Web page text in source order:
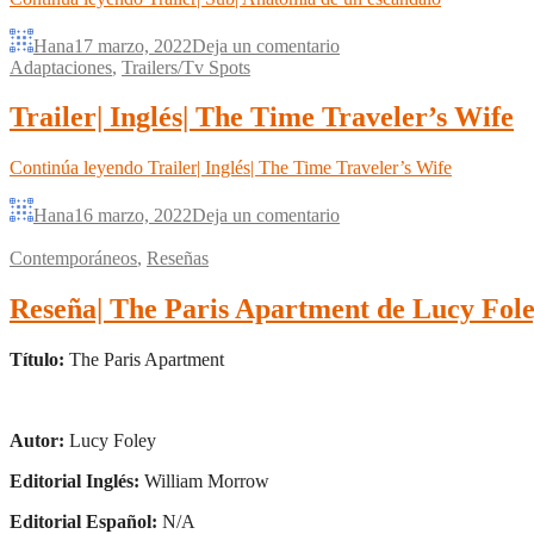
Hana17 marzo, 2022Deja un comentario
Adaptaciones, Trailers/Tv Spots
Trailer| Inglés| The Time Traveler’s Wife
Continúa leyendo Trailer| Inglés| The Time Traveler’s Wife
Hana16 marzo, 2022Deja un comentario
Contemporáneos, Reseñas
Reseña| The Paris Apartment de Lucy
Título: The Paris Apartment
Autor: Lucy Foley
Editorial Inglés: William Morrow
Editorial Español: N/A